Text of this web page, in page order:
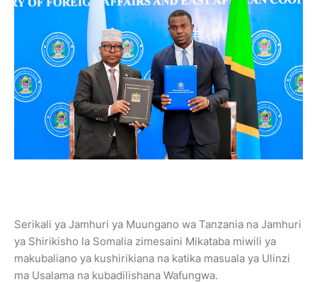
Serikali ya Jamhuri ya Muungano wa Tanzania na Jamhuri
ya Shirikisho la Somalia zimesaini Mikataba miwili ya
makubaliano ya kushirikiana na katika masuala ya Ulinzi
ma Usalama na kubadilishana Wafungwa.